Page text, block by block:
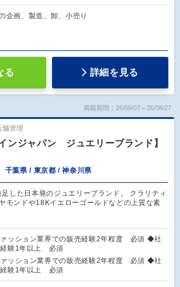
企画、製造、卸、小売り
る 詳細を見る
掲載期間：26/08/07～26/08/27
舗管理
ンジャパン ジュエリーブランド】
千葉県 / 東京都 / 神奈川県
した日本発のジュエリーブランド。 クラリティ
モンドや18Kイエローゴールドなどの上質な素
ッション業界での販売経験2年程度 必須 ◆社
験1年以上 必須
ッション業界での販売経験2年程度 必須 ◆社
験1年以上 必須